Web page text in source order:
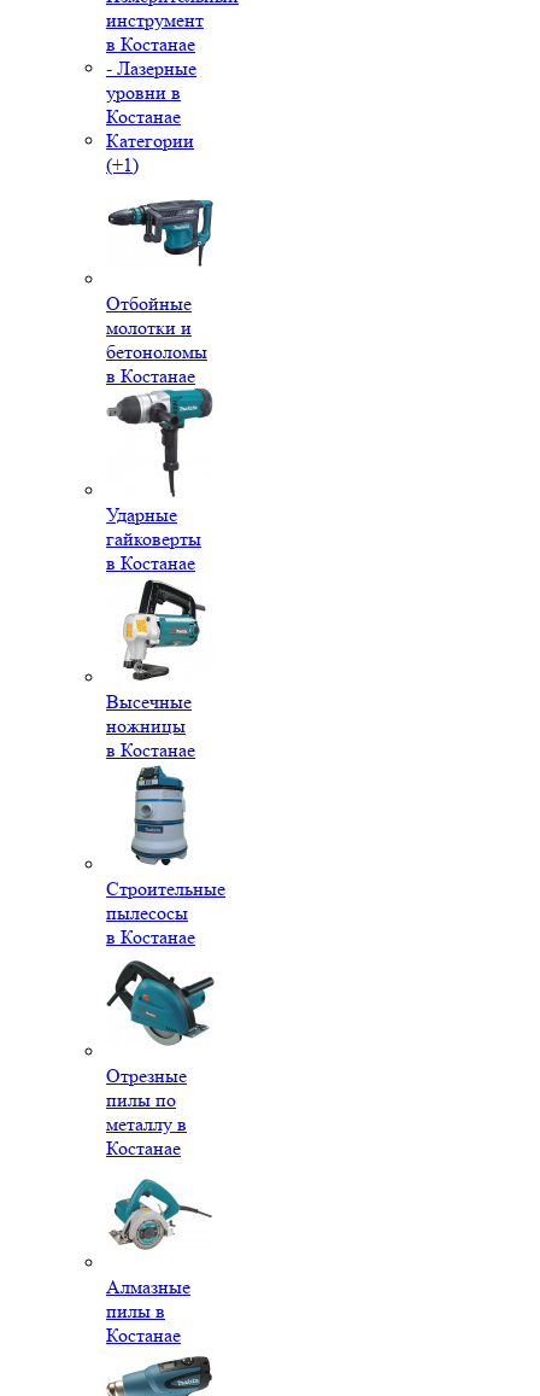
инструмент
в Костанае
- Лазерные
уровни в
Костанае
Категории
(+1)
Отбойные
молотки и
бетоноломы
в Костанае
Ударные
гайковерты
в Костанае
Высечные
ножницы
в Костанае
Строительные
пылесосы
в Костанае
Отрезные
пилы по
металлу в
Костанае
Алмазные
пилы в
Костанае